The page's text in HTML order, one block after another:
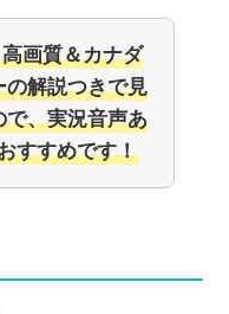
画質＆カナダ
の解説つきで見
で、実況音声あ
すすめです！